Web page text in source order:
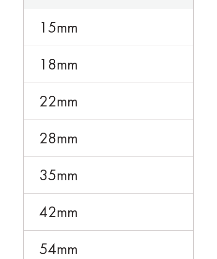
15mm
18mm
22mm
28mm
35mm
42mm
54mm